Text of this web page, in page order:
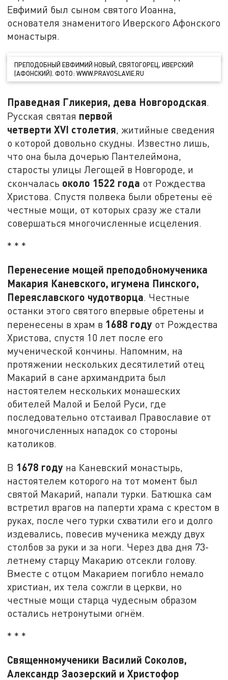
Евфимий был сыном святого Иоанна,
основателя знаменитого Иверского Афонского
монастыря.
ПРЕПОДОБНЫЙ ЕВФИМИЙ НОВЫЙ, СВЯТОГОРЕЦ, ИВЕРСКИЙ
(АФОНСКИЙ). ФОТО: WWW.PRAVOSLAVIE.RU
Праведная Гликерия, дева Новгородская
Русская святая первой
четвертиXVI столетия , житийные сведения
о которой довольно скудны. Известно лишь,
что она была дочерью Пантелеймона,
старосты улицы Легощей в Новгороде, и
скончалась около 1522 года от Рождества
Христова. Спустя полвека были обретены её
честные мощи, от которых сразу же стали
совершаться многочисленные исцеления.
* * *
Перенесение мощей преподобномученика
Макария Каневского, игумена Пинского,
Переяславского чудотворца. Честные
останки этого святого впервые обретены и
перенесены в храм в 1688 году от Рождества
Христова, спустя 10 лет после его
мученической кончины. Напомним, на
протяжении нескольких десятилетий отец
Макарий в сане архимандрита был
настоятелем нескольких монашеских
обителей Малой и Белой Руси, где
последовательно отстаивал Православие от
многочисленных нападок со стороны
католиков.
В 1678 году на Каневский монастырь,
настоятелем которого на тот момент был
святой Макарий, напали турки. Батюшка сам
встретил врагов на паперти храма с крестом в
руках, после чего турки схватили его и долго
издевались, повесив мученика между двух
столбов за руки и за ноги. Через два дня 73-
летнему старцу Макарию отсекли голову.
Вместе с отцом Макарием погибло немало
христиан, их тела сожгли в церкви, но
честные мощи старца чудесным образом
остались нетронутыми огнём.
* * *
Священномученики Василий Соколов,
Александр Заозерский и Христофор